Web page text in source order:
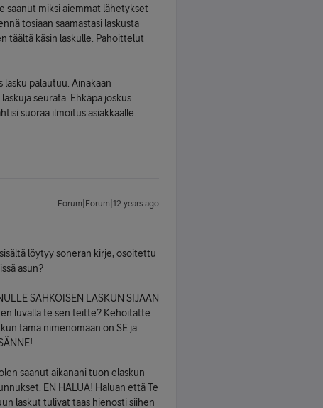
saanut miksi aiemmat lähetykset
tosiaan saamastasi laskusta
täältä käsin laskulle. Pahoittelut
palautuu. Ainakaan
seurata. Ehkäpä joskus
suoraa ilmoitus asiakkaalle.
Forum|Forum|12 years ago
löytyy soneran kirje, osoitettu
asun?
SÄHKÖISEN LASKUN SIJAAN
luvalla te sen teitte? Kehoitatte
tämä nimenomaan on SE ja
saanut aikanani tuon elaskun
EN HALUA! Haluan että Te
laskut tulivat taas hienosti siihen